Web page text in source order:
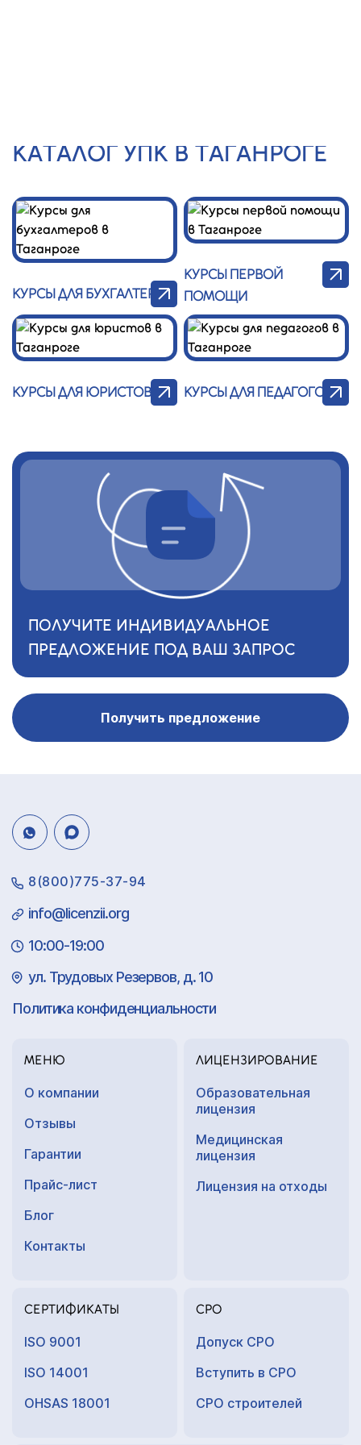
КАТАЛОГ УПК В ТАГАНРОГЕ
КУРСЫ ДЛЯ БУХГАЛТЕРОВ
КУРСЫ ПЕРВОЙ
ПОМОЩИ
КУРСЫ ДЛЯ ЮРИСТОВ КУРСЫ ДЛЯ ПЕДАГОГОВ
ПОЛУЧИТЕ ИНДИВИДУАЛЬНОЕ
ПРЕДЛОЖЕНИЕ ПОД ВАШ ЗАПРОС
Получить предложение
8(800)775-37-94
info@licenzii.org
10:00-19:00
ул. Трудовых Резервов, д. 10
Политика конфиденциальности
МЕНЮ
О компании
Отзывы
Гарантии
Прайс-лист
Блог
Контакты
ЛИЦЕНЗИРОВАНИЕ
Образовательная
лицензия
Медицинская
лицензия
Лицензия на отходы
СЕРТИФИКАТЫ
ISO 9001
ISO 14001
OHSAS 18001
СРО
Допуск СРО
Вступить в СРО
СРО строителей